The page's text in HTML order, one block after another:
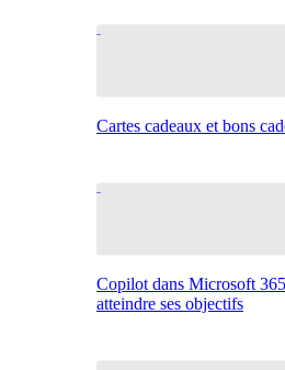
Cartes cadeaux et bons
Copilot dans Microsoft
atteindre ses objectifs